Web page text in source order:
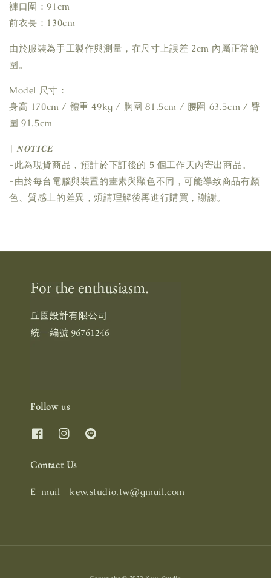
褲口圍：91cm
前衣長：130cm
由於服裝為手工製作與測量，在尺寸上誤差 2cm 內屬正常範
圍。
Model 尺寸：
身高 170cm / 體重 49kg / 胸圍 81.5cm / 腰圍 63.5cm / 臀
圍 91.5cm
| 𝑵𝑶𝑻𝑰𝑪𝑬
-此為現貨商品，預計於下訂後的 5 個工作天內寄出商品。
-由於每台電腦與裝置的畫素與顯色不同，可能導致商品有顏
色、質感上的差異，煩請理解後再進行購買，謝謝。
Follow us
Contact Us
E-mail｜kew.studio.tw@gmail.com